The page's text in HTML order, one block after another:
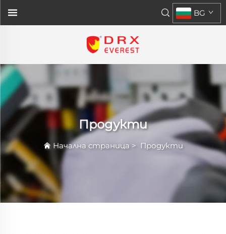
BG
Продукти
Начална страница> Продукти